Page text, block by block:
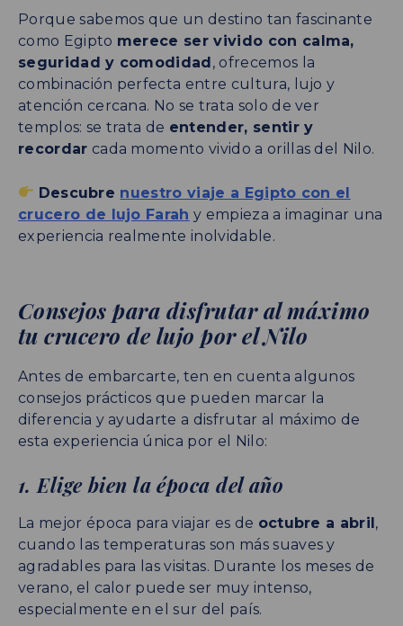
Porque sabemos que un destino tan fascinante
como Egipto merece ser vivido con calma,
seguridad y comodidad, ofrecemos la
combinación perfecta entre cultura, lujo y
atención cercana. No se trata solo de ver
templos: se trata de entender, sentir y
recordar cada momento vivido a orillas del Nilo.
Descubre nuestro viaje a Egipto con el
crucero de lujo Farah y empieza a imaginar una
experiencia realmente inolvidable.
Consejos para disfrutar al máximo
tu crucero de lujo por el Nilo
Antes de embarcarte, ten en cuenta algunos
consejos prácticos que pueden marcar la
diferencia y ayudarte a disfrutar al máximo de
esta experiencia única por el Nilo:
1. Elige bien la época del año
La mejor época para viajar es de octubre a abril,
cuando las temperaturas son más suaves y
agradables para las visitas. Durante los meses de
verano, el calor puede ser muy intenso,
especialmente en el sur del país.